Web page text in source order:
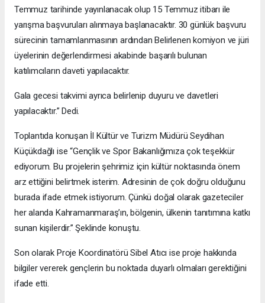
Temmuz tarihinde yayınlanacak olup 15 Temmuz itibarı ile
yarışma başvuruları alınmaya başlanacaktır. 30 günlük başvuru
sürecinin tamamlanmasının ardından Belirlenen komiyon ve jüri
üyelerinin değerlendirmesi akabinde başarılı bulunan
katılımcıların daveti yapılacaktır.
Gala gecesi takvimi ayrıca belirlenip duyuru ve davetleri
yapılacaktır.” Dedi.
Toplantıda konuşan İl Kültür ve Turizm Müdürü Seydihan
Küçükdağlı ise “Gençlik ve Spor Bakanlığımıza çok teşekkür
ediyorum. Bu projelerin şehrimiz için kültür noktasında önem
arz ettiğini belirtmek isterim. Adresinin de çok doğru olduğunu
burada ifade etmek istiyorum. Çünkü doğal olarak gazeteciler
her alanda Kahramanmaraş’ın, bölgenin, ülkenin tanıtımına katkı
sunan kişilerdir.” Şeklinde konuştu.
Son olarak Proje Koordinatörü Sibel Atıcı ise proje hakkında
bilgiler vererek gençlerin bu noktada duyarlı olmaları gerektiğini
ifade etti.